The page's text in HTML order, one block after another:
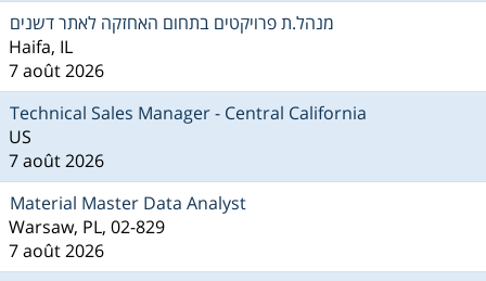
מנהל.ת פרויקטים בתחום האחזקה לאתר דשנים
Haifa, IL
7 août 2026
Technical Sales Manager - Central California
US
7 août 2026
Material Master Data Analyst
Warsaw, PL, 02-829
7 août 2026